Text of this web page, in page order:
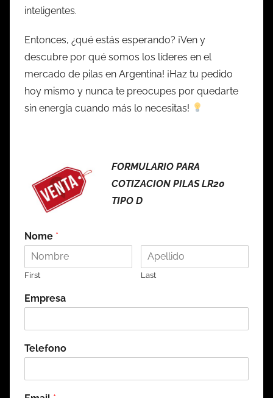
inteligentes.
Entonces, ¿qué estás esperando? ¡Ven y
descubre por qué somos los líderes en el
mercado de pilas en Argentina! ¡Haz tu pedido
hoy mismo y nunca te preocupes por quedarte
sin energía cuando más lo necesitas!
FORMULARIO PARA
COTIZACION PILAS LR20
TIPO D
Nome *
First Last
Empresa
Telefono